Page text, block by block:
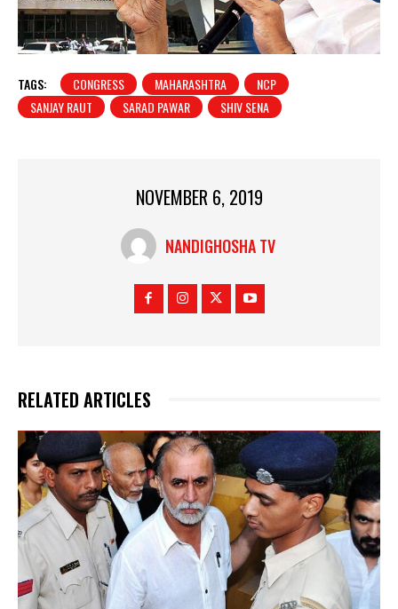
TAGS: CONGRESS MAHARASHTRA
NCP
SANJAY RAUT
SARAD PAWAR SHIV SENA
NOVEMBER 6, 2019
NANDIGHOSHA TV
RELATED ARTICLES